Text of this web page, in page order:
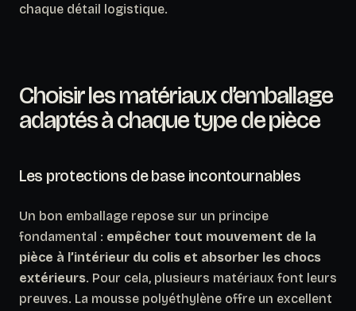
chaque détail logistique.
Choisir les matériaux d’emballage
adaptés à chaque type de pièce
Les protections de base incontournables
Un bon emballage repose sur un principe
fondamental : empêcher tout mouvement de la
pièce à l’intérieur du colis et absorber les chocs
extérieurs. Pour cela, plusieurs matériaux font leurs
preuves. La mousse polyéthylène offre un excellent